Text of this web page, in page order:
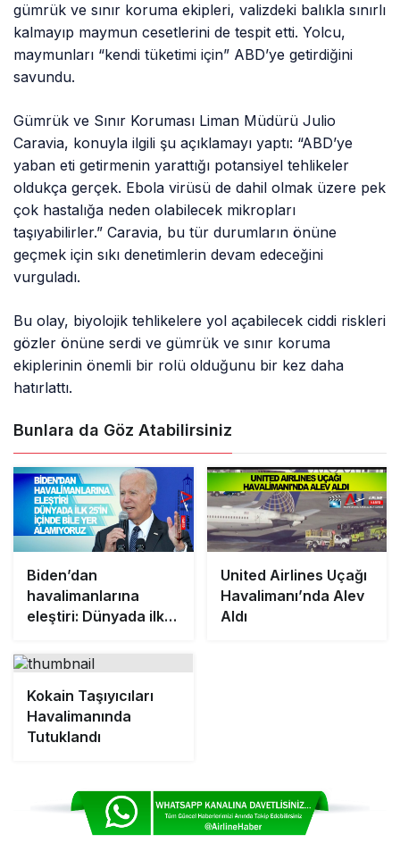
gümrük ve sınır koruma ekipleri, valizdeki balıkla sınırlı
kalmayıp maymun cesetlerini de tespit etti. Yolcu,
maymunları “kendi tüketimi için” ABD’ye getirdiğini
savundu.
Gümrük ve Sınır Koruması Liman Müdürü Julio
Caravia, konuyla ilgili şu açıklamayı yaptı: “ABD’ye
yaban eti getirmenin yarattığı potansiyel tehlikeler
oldukça gerçek. Ebola virüsü de dahil olmak üzere pek
çok hastalığa neden olabilecek mikropları
taşıyabilirler.” Caravia, bu tür durumların önüne
geçmek için sıkı denetimlerin devam edeceğini
vurguladı.
Bu olay, biyolojik tehlikelere yol açabilecek ciddi riskleri
gözler önüne serdi ve gümrük ve sınır koruma
ekiplerinin önemli bir rolü olduğunu bir kez daha
hatırlattı.
Bunlara da Göz Atabilirsiniz
Biden’dan
havalimanlarına
eleştiri: Dünyada ilk
alamıyoruz
United Airlines Uçağı
Havalimanı’nda Alev
Aldı
Kokain Taşıyıcıları
Havalimanında
Tutuklandı